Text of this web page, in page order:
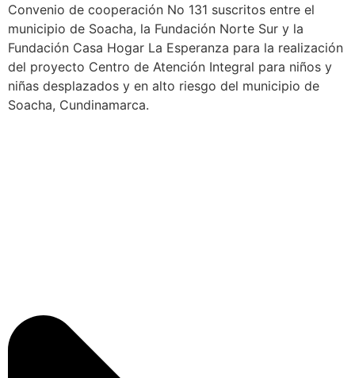
Convenio de cooperación No 131 suscritos entre el
municipio de Soacha, la Fundación Norte Sur y la
Fundación Casa Hogar La Esperanza para la realización
del proyecto Centro de Atención Integral para niños y
niñas desplazados y en alto riesgo del municipio de
Soacha, Cundinamarca.